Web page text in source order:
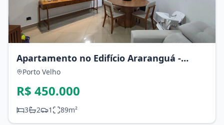
Apartamento no Edifício Araranguá -
Reformado e Porteira Fechada
Porto Velho
R$ 450.000
3 2 1 89m²